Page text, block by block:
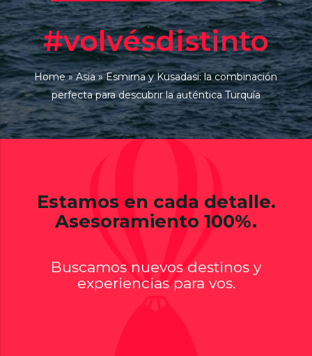
#volvésdistinto
Home»Asia»Esmirna y Kusadasi: la combinación
perfecta para descubrir la auténtica Turquía
Estamos en cada detalle.
Asesoramiento 100%.
Buscamos nuevos destinos y
experiencias para vos.